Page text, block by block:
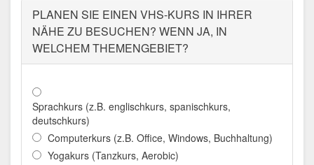
PLANEN SIE EINEN VHS-KURS IN IHRER
NÄHE ZU BESUCHEN? WENN JA, IN
WELCHEM THEMENGEBIET?
Sprachkurs (z.B. englischkurs, spanischkurs,
deutschkurs)
Computerkurs (z.B. Office, Windows, Buchhaltung)
Yogakurs (Tanzkurs, Aerobic)